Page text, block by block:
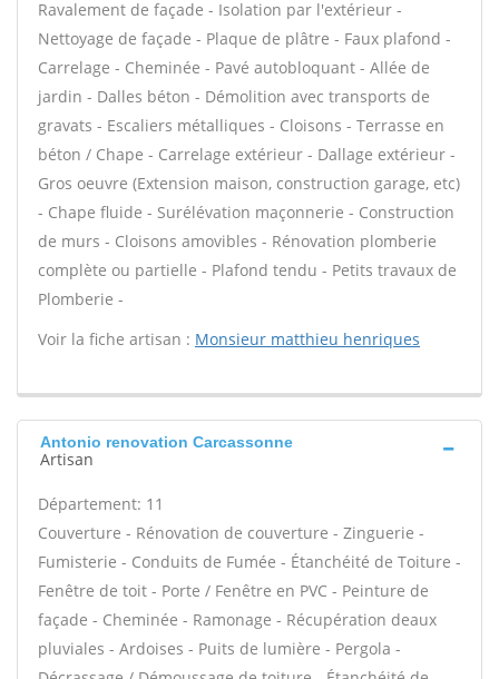
Ravalement de façade - Isolation par l'extérieur -
Nettoyage de façade - Plaque de plâtre - Faux plafond -
Carrelage - Cheminée - Pavé autobloquant - Allée de
jardin - Dalles béton - Démolition avec transports de
gravats - Escaliers métalliques - Cloisons - Terrasse en
béton / Chape - Carrelage extérieur - Dallage extérieur -
Gros oeuvre (Extension maison, construction garage, etc)
- Chape fluide - Surélévation maçonnerie - Construction
de murs - Cloisons amovibles - Rénovation plomberie
complète ou partielle - Plafond tendu - Petits travaux de
Plomberie -
Voir la fiche artisan : Monsieur matthieu henriques
Antonio renovation Carcassonne
Artisan
Département: 11
Couverture - Rénovation de couverture - Zinguerie -
Fumisterie - Conduits de Fumée - Étanchéité de Toiture -
Fenêtre de toit - Porte / Fenêtre en PVC - Peinture de
façade - Cheminée - Ramonage - Récupération deaux
pluviales - Ardoises - Puits de lumière - Pergola -